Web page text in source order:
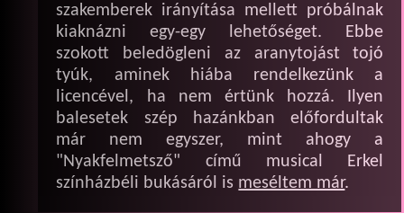
szakemberek irányítása mellett próbálnak
kiaknázni egy-egy lehetőséget. Ebbe
szokott beledögleni az aranytojást tojó
tyúk, aminek hiába rendelkezünk a
licencével, ha nem értünk hozzá. Ilyen
balesetek szép hazánkban előfordultak
már nem egyszer, mint ahogy a
"Nyakfelmetsző" című musical Erkel
színházbéli bukásáról is meséltem már.